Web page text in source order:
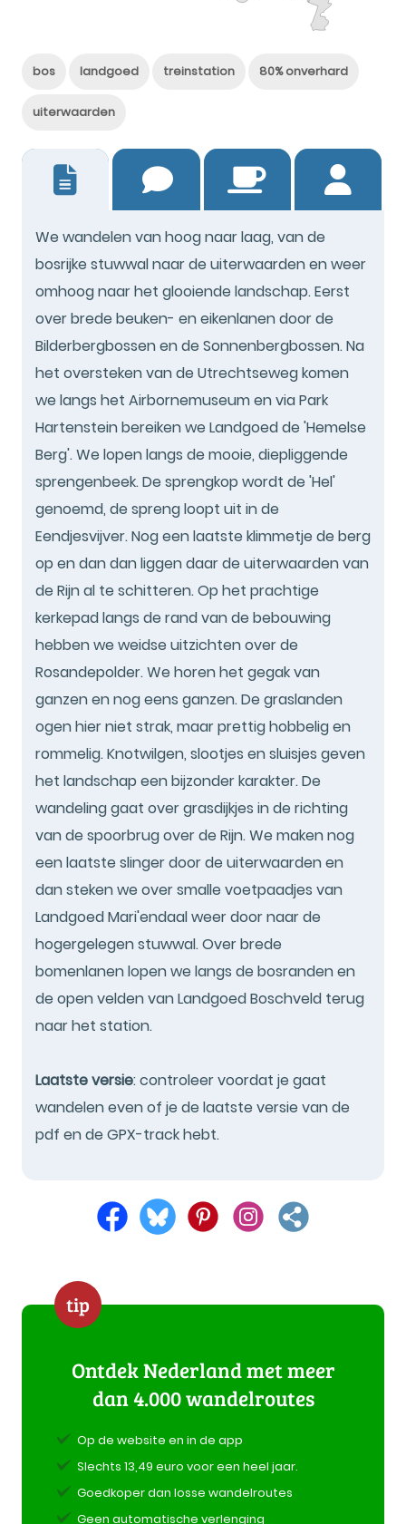
bos landgoed treinstation 80% onverhard
uiterwaarden
We wandelen van hoog naar laag, van de
bosrijke stuwwal naar de uiterwaarden en weer
omhoog naar het glooiende landschap. Eerst
over brede beuken- en eikenlanen door de
Bilderbergbossen en de Sonnenbergbossen. Na
het oversteken van de Utrechtseweg komen
we langs het Airbornemuseum en via Park
Hartenstein bereiken we Landgoed de 'Hemelse
Berg'. We lopen langs de mooie, diepliggende
sprengenbeek. De sprengkop wordt de 'Hel'
genoemd, de spreng loopt uit in de
Eendjesvijver. Nog een laatste klimmetje de berg
op en dan dan liggen daar de uiterwaarden van
de Rijn al te schitteren. Op het prachtige
kerkepad langs de rand van de bebouwing
hebben we weidse uitzichten over de
Rosandepolder. We horen het gegak van
ganzen en nog eens ganzen. De graslanden
ogen hier niet strak, maar prettig hobbelig en
rommelig. Knotwilgen, slootjes en sluisjes geven
het landschap een bijzonder karakter. De
wandeling gaat over grasdijkjes in de richting
van de spoorbrug over de Rijn. We maken nog
een laatste slinger door de uiterwaarden en
dan steken we over smalle voetpaadjes van
Landgoed Mari'endaal weer door naar de
hogergelegen stuwwal. Over brede
bomenlanen lopen we langs de bosranden en
de open velden van Landgoed Boschveld terug
naar het station.
Laatste versie: controleer voordat je gaat
wandelen even of je de laatste versie van de
pdf en de GPX-track hebt.
tip
Ontdek Nederland met meer
dan 4.000 wandelroutes
Op de website en in de app
Slechts 13,49 euro voor een heel jaar.
Goedkoper dan losse wandelroutes
Geen automatische verlenging